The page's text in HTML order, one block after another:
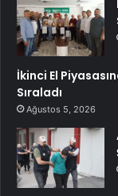
İkinci El
Sıraladı
Ağustos 5, 2026